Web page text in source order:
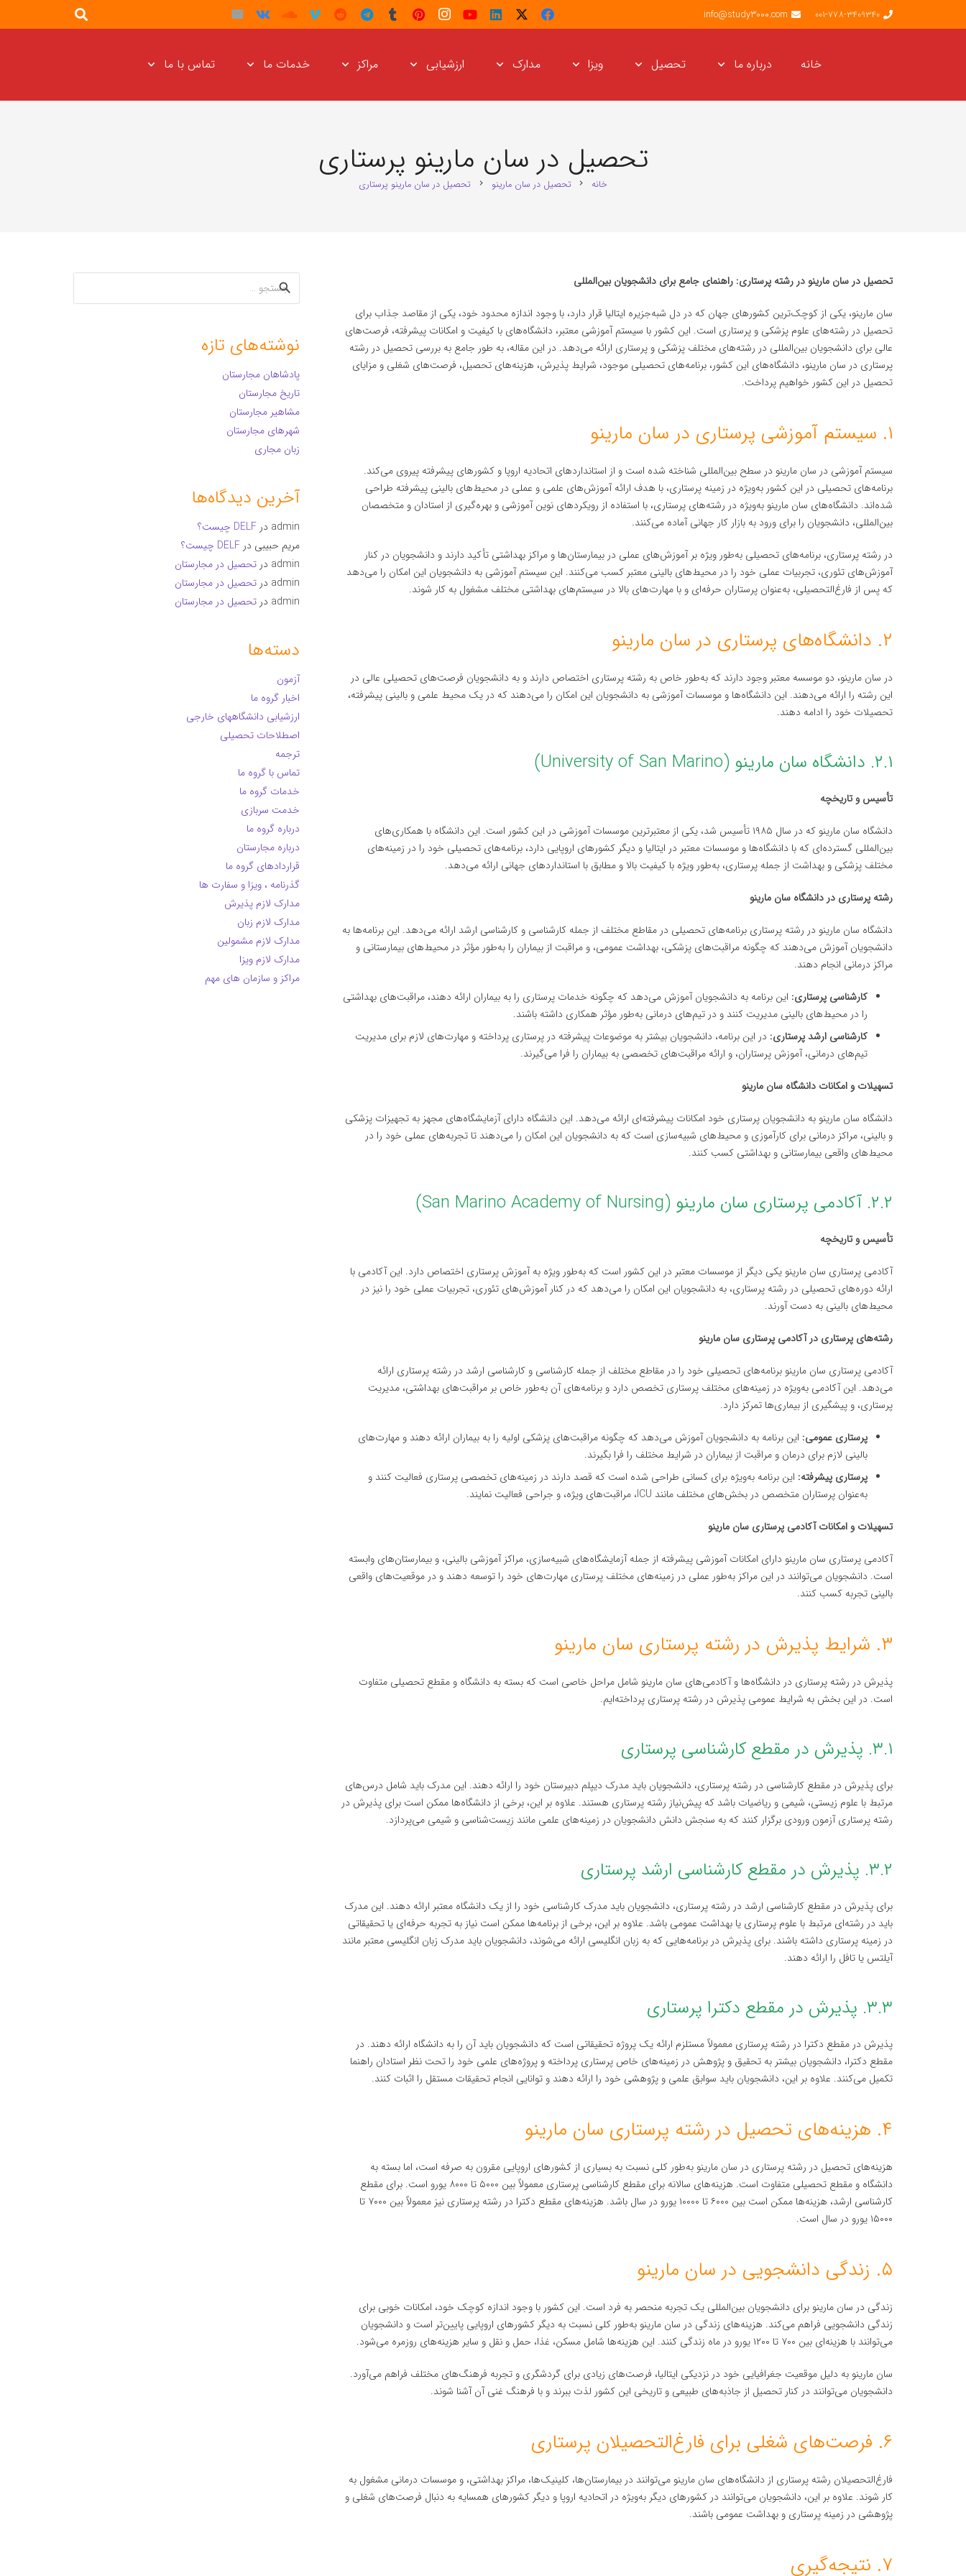
001-778-3409340
info@study3000.com
خانه درباره ما تحصیل ویزا مدارک ارزشیابی مراکز خدمات ما تماس با ما
تحصیل در سان مارینو پرستاری
خانه chevron_right تحصیل در سان مارینو chevron_right تحصیل در سان مارینو پرستاری
تحصیل در سان مارینو در رشته پرستاری: راهنمای جامع برای دانشجویان بین‌المللی
سان مارینو، یکی از کوچک‌ترین کشورهای جهان که در دل شبه‌جزیره ایتالیا قرار دارد، با وجود اندازه محدود خود، یکی از مقاصد جذاب برای
تحصیل در رشته‌های علوم پزشکی و پرستاری است. این کشور با سیستم آموزشی معتبر، دانشگاه‌های با کیفیت و امکانات پیشرفته، فرصت‌های
عالی برای دانشجویان بین‌المللی در رشته‌های مختلف پزشکی و پرستاری ارائه می‌دهد. در این مقاله، به طور جامع به بررسی تحصیل در رشته
پرستاری در سان مارینو، دانشگاه‌های این کشور، برنامه‌های تحصیلی موجود، شرایط پذیرش، هزینه‌های تحصیل، فرصت‌های شغلی و مزایای
تحصیل در این کشور خواهیم پرداخت.
۱. سیستم آموزشی پرستاری در سان مارینو
سیستم آموزشی در سان مارینو در سطح بین‌المللی شناخته شده است و از استانداردهای اتحادیه اروپا و کشورهای پیشرفته پیروی می‌کند.
برنامه‌های تحصیلی در این کشور به‌ویژه در زمینه پرستاری، با هدف ارائه آموزش‌های علمی و عملی در محیط‌های بالینی پیشرفته طراحی
شده‌اند. دانشگاه‌های سان مارینو به‌ویژه در رشته‌های پرستاری، با استفاده از رویکردهای نوین آموزشی و بهره‌گیری از استادان و متخصصان
بین‌المللی، دانشجویان را برای ورود به بازار کار جهانی آماده می‌کنند.
در رشته پرستاری، برنامه‌های تحصیلی به‌طور ویژه بر آموزش‌های عملی در بیمارستان‌ها و مراکز بهداشتی تأکید دارند و دانشجویان در کنار
آموزش‌های تئوری، تجربیات عملی خود را در محیط‌های بالینی معتبر کسب می‌کنند. این سیستم آموزشی به دانشجویان این امکان را می‌دهد
که پس از فارغ‌التحصیلی، به‌عنوان پرستاران حرفه‌ای و با مهارت‌های بالا در سیستم‌های بهداشتی مختلف مشغول به کار شوند.
۲. دانشگاه‌های پرستاری در سان مارینو
در سان مارینو، دو موسسه معتبر وجود دارند که به‌طور خاص به رشته پرستاری اختصاص دارند و به دانشجویان فرصت‌های تحصیلی عالی در
این رشته را ارائه می‌دهند. این دانشگاه‌ها و موسسات آموزشی به دانشجویان این امکان را می‌دهند که در یک محیط علمی و بالینی پیشرفته،
تحصیلات خود را ادامه دهند.
۲.۱. دانشگاه سان مارینو (University of San Marino)
تأسیس و تاریخچه
دانشگاه سان مارینو که در سال ۱۹۸۵ تأسیس شد، یکی از معتبرترین موسسات آموزشی در این کشور است. این دانشگاه با همکاری‌های
بین‌المللی گسترده‌ای که با دانشگاه‌ها و موسسات معتبر در ایتالیا و دیگر کشورهای اروپایی دارد، برنامه‌های تحصیلی خود را در زمینه‌های
مختلف پزشکی و بهداشت از جمله پرستاری، به‌طور ویژه با کیفیت بالا و مطابق با استانداردهای جهانی ارائه می‌دهد.
رشته پرستاری در دانشگاه سان مارینو
دانشگاه سان مارینو در رشته پرستاری برنامه‌های تحصیلی در مقاطع مختلف از جمله کارشناسی و کارشناسی ارشد ارائه می‌دهد. این برنامه‌ها به
دانشجویان آموزش می‌دهند که چگونه مراقبت‌های پزشکی، بهداشت عمومی، و مراقبت از بیماران را به‌طور مؤثر در محیط‌های بیمارستانی و
مراکز درمانی انجام دهند.
کارشناسی پرستاری: این برنامه به دانشجویان آموزش می‌دهد که چگونه خدمات پرستاری را به بیماران ارائه دهند، مراقبت‌های بهداشتی
را در محیط‌های بالینی مدیریت کنند و در تیم‌های درمانی به‌طور مؤثر همکاری داشته باشند.
کارشناسی ارشد پرستاری: در این برنامه، دانشجویان بیشتر به موضوعات پیشرفته در پرستاری پرداخته و مهارت‌های لازم برای مدیریت
تیم‌های درمانی، آموزش پرستاران، و ارائه مراقبت‌های تخصصی به بیماران را فرا می‌گیرند.
تسهیلات و امکانات دانشگاه سان مارینو
دانشگاه سان مارینو به دانشجویان پرستاری خود امکانات پیشرفته‌ای ارائه می‌دهد. این دانشگاه دارای آزمایشگاه‌های مجهز به تجهیزات پزشکی
و بالینی، مراکز درمانی برای کارآموزی و محیط‌های شبیه‌سازی است که به دانشجویان این امکان را می‌دهند تا تجربه‌های عملی خود را در
محیط‌های واقعی بیمارستانی و بهداشتی کسب کنند.
۲.۲. آکادمی پرستاری سان مارینو (San Marino Academy of Nursing)
تأسیس و تاریخچه
آکادمی پرستاری سان مارینو یکی دیگر از موسسات معتبر در این کشور است که به‌طور ویژه به آموزش پرستاری اختصاص دارد. این آکادمی با
ارائه دوره‌های تحصیلی در رشته پرستاری، به دانشجویان این امکان را می‌دهد که در کنار آموزش‌های تئوری، تجربیات عملی خود را نیز در
محیط‌های بالینی به دست آورند.
رشته‌های پرستاری در آکادمی پرستاری سان مارینو
آکادمی پرستاری سان مارینو برنامه‌های تحصیلی خود را در مقاطع مختلف از جمله کارشناسی و کارشناسی ارشد در رشته پرستاری ارائه
می‌دهد. این آکادمی به‌ویژه در زمینه‌های مختلف پرستاری تخصص دارد و برنامه‌های آن به‌طور خاص بر مراقبت‌های بهداشتی، مدیریت
پرستاری، و پیشگیری از بیماری‌ها تمرکز دارد.
پرستاری عمومی: این برنامه به دانشجویان آموزش می‌دهد که چگونه مراقبت‌های پزشکی اولیه را به بیماران ارائه دهند و مهارت‌های
بالینی لازم برای درمان و مراقبت از بیماران در شرایط مختلف را فرا بگیرند.
پرستاری پیشرفته: این برنامه به‌ویژه برای کسانی طراحی شده است که قصد دارند در زمینه‌های تخصصی پرستاری فعالیت کنند و
به‌عنوان پرستاران متخصص در بخش‌های مختلف مانند ICU، مراقبت‌های ویژه، و جراحی فعالیت نمایند.
تسهیلات و امکانات آکادمی پرستاری سان مارینو
آکادمی پرستاری سان مارینو دارای امکانات آموزشی پیشرفته از جمله آزمایشگاه‌های شبیه‌سازی، مراکز آموزشی بالینی، و بیمارستان‌های وابسته
است. دانشجویان می‌توانند در این مراکز به‌طور عملی در زمینه‌های مختلف پرستاری مهارت‌های خود را توسعه دهند و در موقعیت‌های واقعی
بالینی تجربه کسب کنند.
۳. شرایط پذیرش در رشته پرستاری سان مارینو
پذیرش در رشته پرستاری در دانشگاه‌ها و آکادمی‌های سان مارینو شامل مراحل خاصی است که بسته به دانشگاه و مقطع تحصیلی متفاوت
است. در این بخش به شرایط عمومی پذیرش در رشته پرستاری پرداخته‌ایم.
۳.۱. پذیرش در مقطع کارشناسی پرستاری
برای پذیرش در مقطع کارشناسی در رشته پرستاری، دانشجویان باید مدرک دیپلم دبیرستان خود را ارائه دهند. این مدرک باید شامل درس‌های
مرتبط با علوم زیستی، شیمی و ریاضیات باشد که پیش‌نیاز رشته پرستاری هستند. علاوه بر این، برخی از دانشگاه‌ها ممکن است برای پذیرش در
رشته پرستاری آزمون ورودی برگزار کنند که به سنجش دانش دانشجویان در زمینه‌های علمی مانند زیست‌شناسی و شیمی می‌پردازد.
۳.۲. پذیرش در مقطع کارشناسی ارشد پرستاری
برای پذیرش در مقطع کارشناسی ارشد در رشته پرستاری، دانشجویان باید مدرک کارشناسی خود را از یک دانشگاه معتبر ارائه دهند. این مدرک
باید در رشته‌ای مرتبط با علوم پرستاری یا بهداشت عمومی باشد. علاوه بر این، برخی از برنامه‌ها ممکن است نیاز به تجربه حرفه‌ای یا تحقیقاتی
در زمینه پرستاری داشته باشند. برای پذیرش در برنامه‌هایی که به زبان انگلیسی ارائه می‌شوند، دانشجویان باید مدرک زبان انگلیسی معتبر مانند
آیلتس یا تافل را ارائه دهند.
۳.۳. پذیرش در مقطع دکترا پرستاری
پذیرش در مقطع دکترا در رشته پرستاری معمولاً مستلزم ارائه یک پروژه تحقیقاتی است که دانشجویان باید آن را به دانشگاه ارائه دهند. در
مقطع دکترا، دانشجویان بیشتر به تحقیق و پژوهش در زمینه‌های خاص پرستاری پرداخته و پروژه‌های علمی خود را تحت نظر استادان راهنما
تکمیل می‌کنند. علاوه بر این، دانشجویان باید سوابق علمی و پژوهشی خود را ارائه دهند و توانایی انجام تحقیقات مستقل را اثبات کنند.
۴. هزینه‌های تحصیل در رشته پرستاری سان مارینو
هزینه‌های تحصیل در رشته پرستاری در سان مارینو به‌طور کلی نسبت به بسیاری از کشورهای اروپایی مقرون به صرفه است، اما بسته به
دانشگاه و مقطع تحصیلی متفاوت است. هزینه‌های سالانه برای مقطع کارشناسی پرستاری معمولاً بین ۵۰۰۰ تا ۸۰۰۰ یورو است. برای مقطع
کارشناسی ارشد، هزینه‌ها ممکن است بین ۶۰۰۰ تا ۱۰۰۰۰ یورو در سال باشد. هزینه‌های مقطع دکترا در رشته پرستاری نیز معمولاً بین ۷۰۰۰ تا
۱۵۰۰۰ یورو در سال است.
۵. زندگی دانشجویی در سان مارینو
زندگی در سان مارینو برای دانشجویان بین‌المللی یک تجربه منحصر به فرد است. این کشور با وجود اندازه کوچک خود، امکانات خوبی برای
زندگی دانشجویی فراهم می‌کند. هزینه‌های زندگی در سان مارینو به‌طور کلی نسبت به دیگر کشورهای اروپایی پایین‌تر است و دانشجویان
می‌توانند با هزینه‌ای بین ۷۰۰ تا ۱۲۰۰ یورو در ماه زندگی کنند. این هزینه‌ها شامل مسکن، غذا، حمل و نقل و سایر هزینه‌های روزمره می‌شود.
سان مارینو به دلیل موقعیت جغرافیایی خود در نزدیکی ایتالیا، فرصت‌های زیادی برای گردشگری و تجربه فرهنگ‌های مختلف فراهم می‌آورد.
دانشجویان می‌توانند در کنار تحصیل از جاذبه‌های طبیعی و تاریخی این کشور لذت ببرند و با فرهنگ غنی آن آشنا شوند.
۶. فرصت‌های شغلی برای فارغ‌التحصیلان پرستاری
فارغ‌التحصیلان رشته پرستاری از دانشگاه‌های سان مارینو می‌توانند در بیمارستان‌ها، کلینیک‌ها، مراکز بهداشتی، و موسسات درمانی مشغول به
کار شوند. علاوه بر این، دانشجویان می‌توانند در کشورهای دیگر به‌ویژه در اتحادیه اروپا و دیگر کشورهای همسایه به دنبال فرصت‌های شغلی و
پژوهشی در زمینه پرستاری و بهداشت عمومی باشند.
۷. نتیجه‌گیری
جستجو
برای:
نوشته‌های تازه
پادشاهان مجارستان
تاریخ مجارستان
مشاهیر مجارستان
شهرهای مجارستان
زبان مجاری
آخرین دیدگاه‌ها
admin در DELF چیست؟
مریم حبیبی در DELF چیست؟
admin در تحصیل در مجارستان
admin در تحصیل در مجارستان
admin در تحصیل در مجارستان
دسته‌ها
آزمون
اخبار گروه ما
ارزشیابی دانشگاههای خارجی
اصطلاحات تحصیلی
ترجمه
تماس با گروه ما
خدمات گروه ما
خدمت سربازی
درباره گروه ما
درباره مجارستان
قراردادهای گروه ما
گذرنامه ، ویزا و سفارت ها
مدارک لازم پذیرش
مدارک لازم زبان
مدارک لازم مشمولین
مدارک لازم ویزا
مراکز و سازمان های مهم